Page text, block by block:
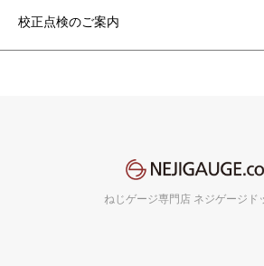
校正点検のご案内
ねじゲージ専門店 ネジゲージド